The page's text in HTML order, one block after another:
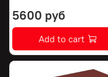
5600 руб
Add to cart